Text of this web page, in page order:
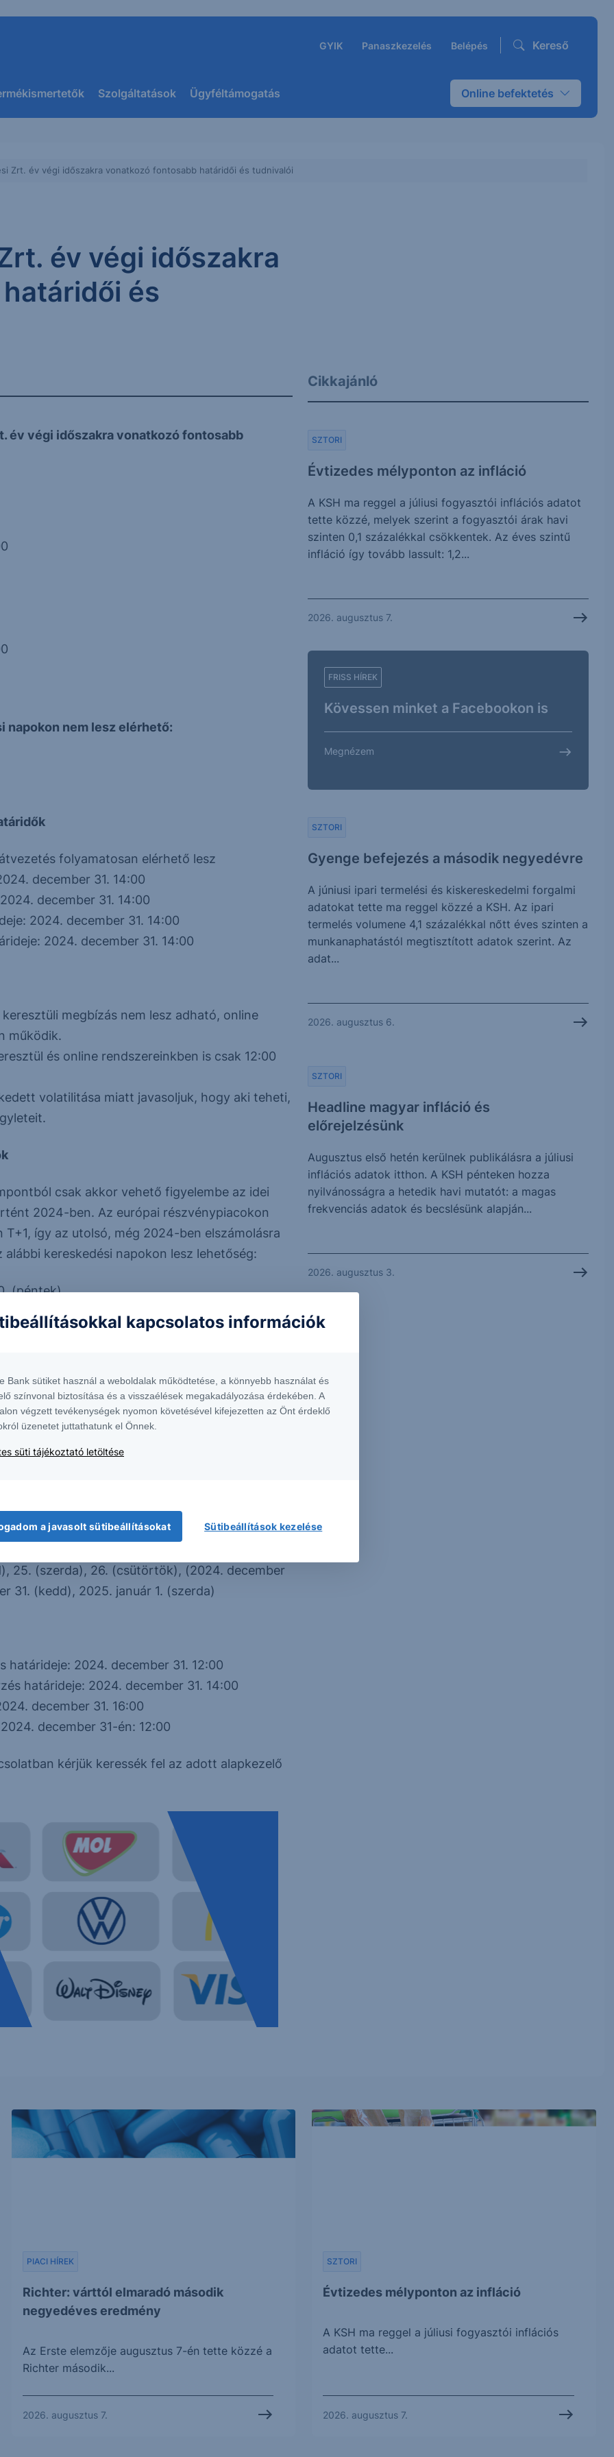
GYIK Panaszkezelés Belépés Kereső
Szolgáltatások Ügyféltámogatás Online befektetés
Zrt. év végi időszakra vonatkozó fontosabb határidői és tudnivalói
év végi időszakra
és
év végi időszakra vonatkozó fontosabb
napokon nem lesz elérhető:
folyamatosan elérhető lesz
december 31. 14:00
december 31. 14:00
2024. december 31. 14:00
2024. december 31. 14:00
megbízás nem lesz adható, online
működik.
és online rendszereinkben is csak 12:00
volatilitása miatt javasoljuk, hogy aki teheti,
csak akkor vehető figyelembe az idei
2024-ben. Az európai részvénypiacokon
így az utolsó, még 2024-ben elszámolásra
kereskedési napokon lesz lehetőség:
(péntek)
és 2024.12.31 kereskedési szünnap, de
- 2024.12.30. (hétfő)
26. (csütörtök), 27. (péntek), 31. (kedd),
24. (rövidített kereskedés) 2024.
25. (szerda), 26. (csütörtök), (2024.
31. (kedd), 2025. január 1. (szerda)
25. (szerda), 26. (csütörtök), (2024. december
31. (kedd), 2025. január 1. (szerda)
2024. december 31. 12:00
határideje: 2024. december 31. 14:00
december 31. 16:00
december 31-én: 12:00
kérjük keressék fel az adott alapkezelő
Cikkajánló
Évtizedes mélyponton az infláció
SZTORI
A KSH ma reggel a júliusi fogyasztói inflációs adatot
tette közzé, melyek szerint a fogyasztói árak havi
szinten 0,1 százalékkal csökkentek. Az éves szintű
infláció így tovább lassult: 1,2...
2026. augusztus 7.
FRISS HÍREK
Kövessen minket a Facebookon is
Megnézem
Gyenge befejezés a második negyedévre
SZTORI
A júniusi ipari termelési és kiskereskedelmi forgalmi
adatokat tette ma reggel közzé a KSH. Az ipari
termelés volumene 4,1 százalékkal nőtt éves szinten a
munkanaphatástól megtisztított adatok szerint. Az
adat...
2026. augusztus 6.
Headline magyar infláció és
előrejelzésünk
SZTORI
Augusztus első hetén kerülnek publikálásra a júliusi
inflációs adatok itthon. A KSH pénteken hozza
nyilvánosságra a hetedik havi mutatót: a magas
frekvenciás adatok és becslésünk alapján...
2026. augusztus 3.
Richter: várttól elmaradó második
negyedéves eredmény
PIACI HÍREK
Az Erste elemzője augusztus 7-én tette közzé a
Richter második...
2026. augusztus 7.
Évtizedes mélyponton az infláció
SZTORI
A KSH ma reggel a júliusi fogyasztói inflációs
adatot tette...
2026. augusztus 7.
kapcsolatos információk
Bank sütiket használ a weboldalak működtetése, a könnyebb használat és
színvonal biztosítása és a visszaélések megakadályozása érdekében. A
végzett tevékenységek nyomon követésével kifejezetten az Önt érdeklő
üzenetet juttathatunk el Önnek.
süti tájékoztató letöltése
a javasolt sütibeállításokat Sütibeállítások kezelése